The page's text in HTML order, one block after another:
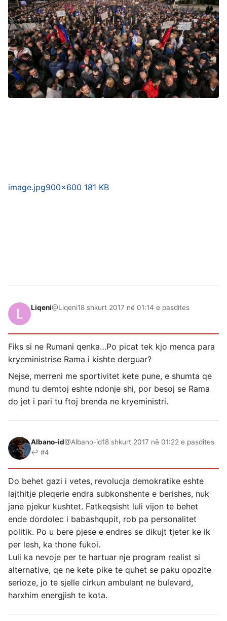
image.jpg900×600 181 KB
Liqeni@Liqeni18 shkurt 2017 në 01:14 e pasdites
Fiks si ne Rumani qenka…Po picat tek kjo menca para
kryeministrise Rama i kishte derguar?
Nejse, merreni me sportivitet kete pune, e shumta qe
mund tu demtoj eshte ndonje shi, por besoj se Rama
do jet i pari tu ftoj brenda ne kryeministri.
Albano-id@Albano-id18 shkurt 2017 në 01:22 e pasdites
↩ #4
Do behet gazi i vetes, revolucja demokratike eshte
lajthitje pleqerie endra subkonshente e berishes, nuk
jane pjekur kushtet. Fatkeqsisht luli vijon te behet
ende dordolec i babashqupit, rob pa personalitet
politik. Po u bere pjese e endres se dikujt tjeter ke ik
per lesh, ka thone fukoi.
Luli ka nevoje per te hartuar nje program realist si
alternative, qe ne kete pike te quhet se paku opozite
serioze, jo te sjelle cirkun ambulant ne bulevard,
harxhim energjish te kota.